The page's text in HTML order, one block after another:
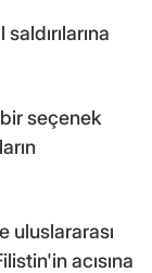
seçenek
uluslararası
acısına